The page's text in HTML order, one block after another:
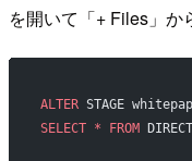
を開いて「+ Files」か
ALTER STAGE
SELECT * FROM